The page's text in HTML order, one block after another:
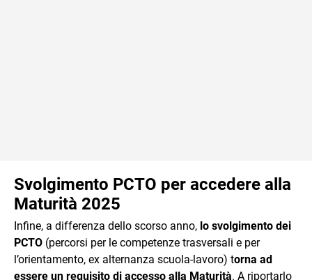
Svolgimento PCTO per accedere alla
Maturità 2025
Infine, a differenza dello scorso anno, lo svolgimento dei
PCTO (percorsi per le competenze trasversali e per
l’orientamento, ex alternanza scuola-lavoro) torna ad
essere un requisito di accesso alla Maturità. A riportarlo